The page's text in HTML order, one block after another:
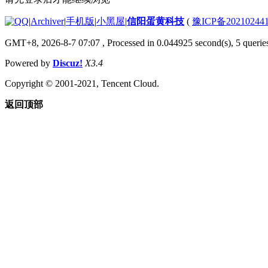
|Archiver|手机版|小黑屋|信阳蛋黄科技 ( 豫ICP备
GMT+8, 2026-8-7 07:07 , Processed in 0.044925 second(s), 5
Powered by Discuz! X3.4
Copyright © 2001-2021, Tencent Cloud.
返回顶部